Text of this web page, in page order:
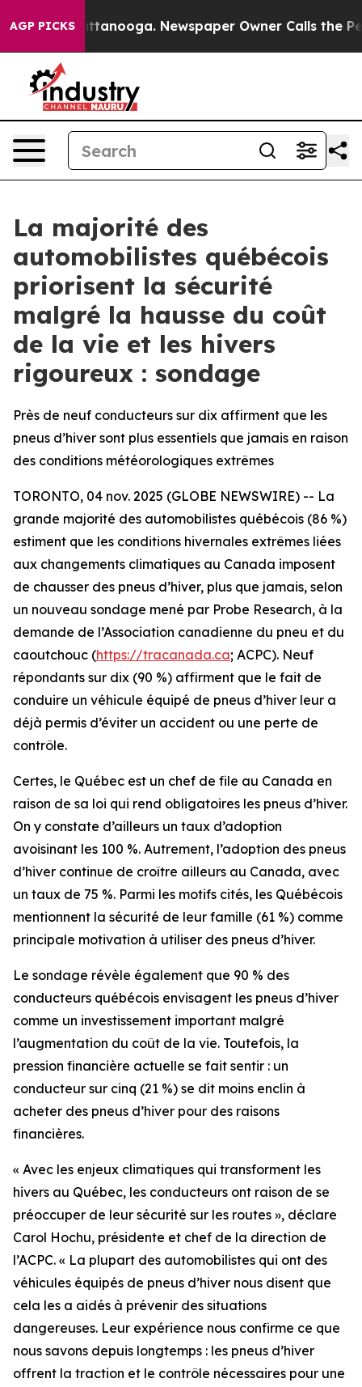
AGP PICKS
in Chattanooga. Newspaper Owner Calls the
La majorité des
automobilistes québécois
priorisent la sécurité
malgré la hausse du coût
de la vie et les hivers
rigoureux : sondage
Près de neuf conducteurs sur dix affirment que les
pneus d’hiver sont plus essentiels que jamais en raison
des conditions météorologiques extrêmes
TORONTO, 04 nov. 2025 (GLOBE NEWSWIRE) -- La
grande majorité des automobilistes québécois (86 %)
estiment que les conditions hivernales extrêmes liées
aux changements climatiques au Canada imposent
de chausser des pneus d’hiver, plus que jamais, selon
un nouveau sondage mené par Probe Research, à la
demande de l’Association canadienne du pneu et du
caoutchouc (https://tracanada.ca; ACPC). Neuf
répondants sur dix (90 %) affirment que le fait de
conduire un véhicule équipé de pneus d’hiver leur a
déjà permis d’éviter un accident ou une perte de
contrôle.
Certes, le Québec est un chef de file au Canada en
raison de sa loi qui rend obligatoires les pneus d’hiver.
On y constate d’ailleurs un taux d’adoption
avoisinant les 100 %. Autrement, l’adoption des pneus
d’hiver continue de croître ailleurs au Canada, avec
un taux de 75 %. Parmi les motifs cités, les Québécois
mentionnent la sécurité de leur famille (61 %) comme
principale motivation à utiliser des pneus d’hiver.
Le sondage révèle également que 90 % des
conducteurs québécois envisagent les pneus d’hiver
comme un investissement important malgré
l’augmentation du coût de la vie. Toutefois, la
pression financière actuelle se fait sentir : un
conducteur sur cinq (21 %) se dit moins enclin à
acheter des pneus d’hiver pour des raisons
financières.
« Avec les enjeux climatiques qui transforment les
hivers au Québec, les conducteurs ont raison de se
préoccuper de leur sécurité sur les routes », déclare
Carol Hochu, présidente et chef de la direction de
l’ACPC. « La plupart des automobilistes qui ont des
véhicules équipés de pneus d’hiver nous disent que
cela les a aidés à prévenir des situations
dangereuses. Leur expérience nous confirme ce que
nous savons depuis longtemps : les pneus d’hiver
offrent la traction et le contrôle nécessaires pour une